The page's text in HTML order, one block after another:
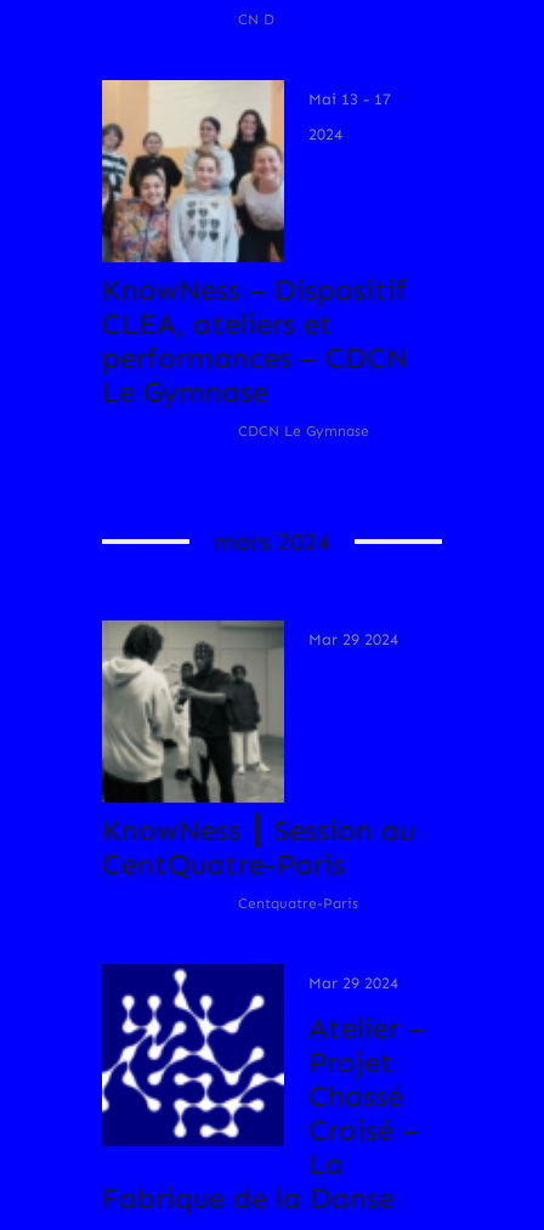
CN D
Mai 13 - 17
2024
KnowNess – Dispositif
CLEA, ateliers et
performances – CDCN
Le Gymnase
CDCN Le Gymnase
mars 2024
Mar 29 2024
KnowNess ┃ Session au
CentQuatre-Paris
Centquatre-Paris
Mar 29 2024
Atelier –
Projet
Chassé
Croisé –
La
Fabrique de la Danse